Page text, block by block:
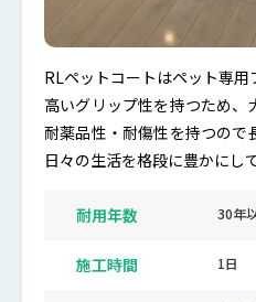
RLペットコートはペット専用
高いグリップ性を持つため、
耐薬品性・耐傷性を持つので
日々の生活を格段に豊かにし
耐用年数 30年
施工時間 1日